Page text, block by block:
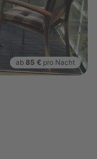
ab 85 € pro Nacht